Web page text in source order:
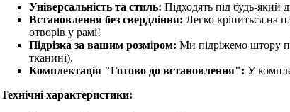
Універсальність та стиль: Підходять під будь-
Встановлення без свердління: Легко кріпиться на
отворів у рамі!
Підрізка за вашим розміром: Ми підріжемо штору
тканині).
Комплектація "Готово до встановлення": У
Технічні характеристики: